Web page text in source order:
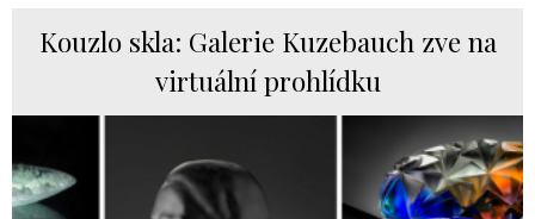
Kouzlo skla: Galerie Kuzebauch zve na
virtuální prohlídku